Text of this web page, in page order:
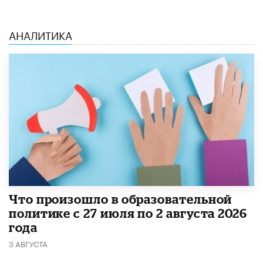
АНАЛИТИКА
​Что произошло в образовательной
политике с 27 июля по 2 августа 2026
года
3 АВГУСТА